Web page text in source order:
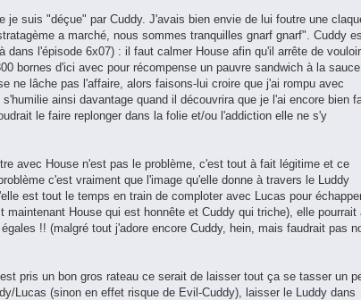
je suis "déçue" par Cuddy. J'avais bien envie de lui foutre une
a marché, nous sommes tranquilles gnarf gnarf". Cuddy
dans l'épisode 6x07) : il faut calmer House afin qu'il arrête de vouloir
bornes d'ici avec pour récompense un pauvre sandwich à la sauce
ne lâche pas l'affaire, alors faisons-lui croire que j'ai rompu avec
ainsi davantage quand il découvrira que je l'ai encore bien
le faire replonger dans la folie et/ou l'addiction elle ne s'y
avec House n'est pas le problème, c'est tout à fait légitime et ce
c'est vraiment que l'image qu'elle donne à travers le Luddy
est tout le temps en train de comploter avec Lucas pour
House qui est honnête et Cuddy qui triche), elle pourrait
!! (malgré tout j'adore encore Cuddy, hein, mais faudrait pas
pris un bon gros rateau ce serait de laisser tout ça se tasser un
Lucas (sinon en effet risque de Evil-Cuddy), laisser le Luddy dans